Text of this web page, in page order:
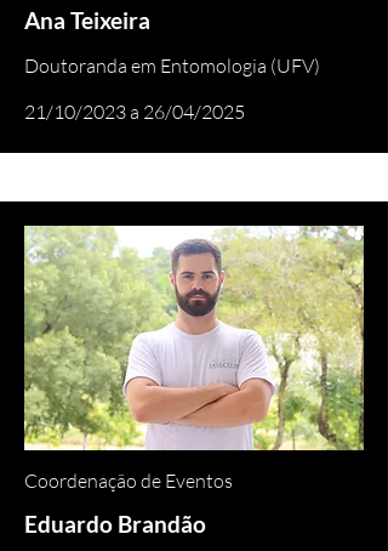
Ana Teixeira
Doutoranda em Entomologia (UFV)
21/10/2023 a 26/04/2025
Coordenação de Eventos
Eduardo Brandão